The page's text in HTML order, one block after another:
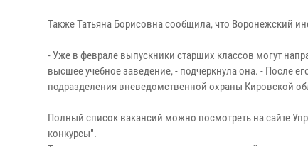
Также Татьяна Борисовна сообщила, что Воронежский
- Уже в феврале выпускники старших классов могут
высшее учебное заведение, - подчеркнула она. - После
подразделения вневедомственной охраны Кировской
Полный список вакансий можно посмотреть на сайте
конкурсы".